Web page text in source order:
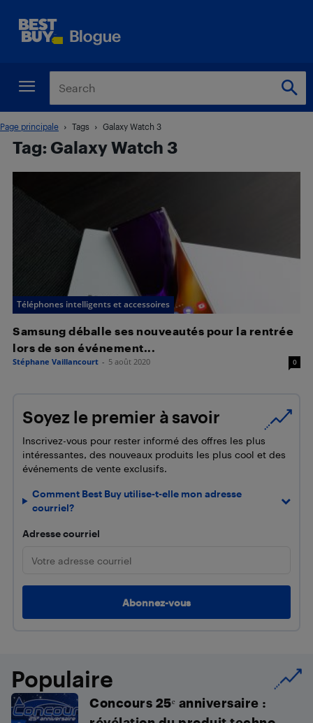
Page principale Tags Galaxy Watch 3
Tag: Galaxy Watch 3
Téléphones intelligents et accessoires
Samsung déballe ses nouveautés pour la rentrée
lors de son événement...
Stéphane Vaillancourt - 5 août 2020 0
Soyez le premier à savoir
Inscrivez-vous pour rester informé des offres les plus
intéressantes, des nouveaux produits les plus cool et des
événements de vente exclusifs.
Comment Best Buy utilise-t-elle mon adresse
courriel?
Adresse courriel
Populaire
Concours 25ᵉ anniversaire :